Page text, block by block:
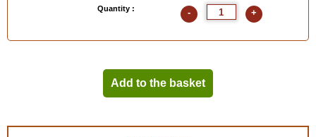
Quantity : - +
Add to the basket